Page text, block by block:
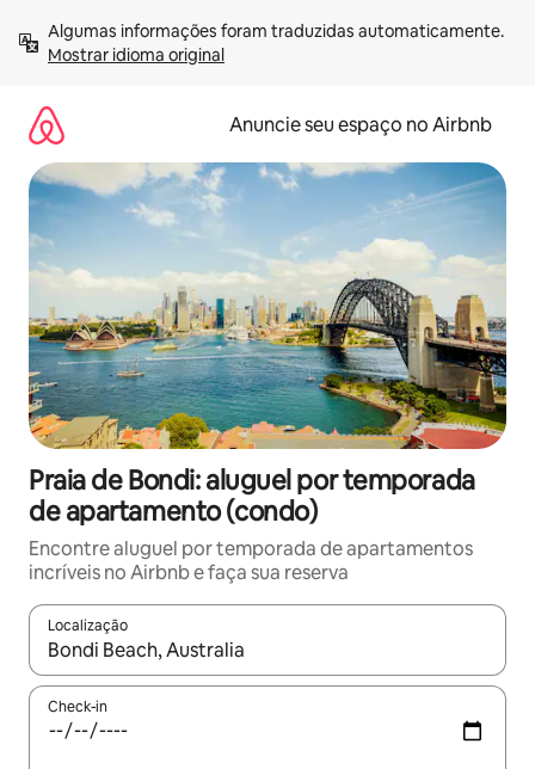
para
Mostrar idioma original
Anuncie seu espaço no Airbnb
Praia de Bondi: aluguel por temporada
de apartamento (condo)
Encontre aluguel por temporada de apartamentos
incríveis no Airbnb e faça sua reserva
Localização
Quando os resultados estiverem disponíveis, explore-os
Check-in